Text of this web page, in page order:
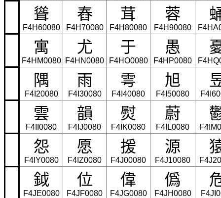
聳
F4H60080
舂
F4H70080
茸
F4H80080
蓉
F4H90080
寓
F4HM0080
尤
F4HN0080
于
F4HO0080
愚
F4HP0080
隅
F4I20080
雨
F4I30080
雩
F4I40080
旭
F4I50080
雲
F4II0080
韻
F4IJ0080
熨
F4IK0080
蔚
F4IL0080
怨
F4IY0080
愿
F4IZ0080
援
F4J00080
源
F4J10080
鉞
F4JE0080
位
F4JF0080
偉
F4JG0080
僞
F4JH0080